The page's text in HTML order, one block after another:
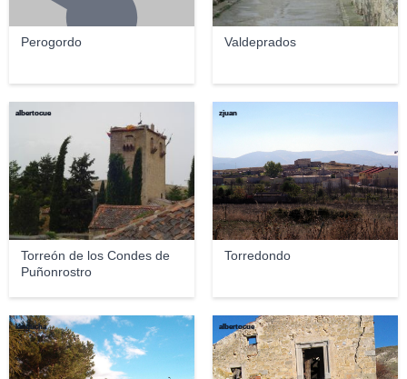
Perogordo Valdeprados
Torreón de los Condes de
Puñonrostro
albertocue
Torredondo
zjuan
kingucha albertocue